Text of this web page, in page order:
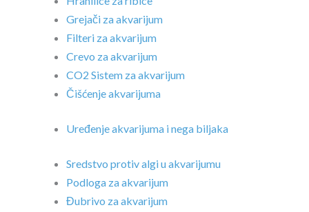
Grejači za akvarijum
Filteri za akvarijum
Crevo za akvarijum
CO2 Sistem za akvarijum
Čišćenje akvarijuma
Uređenje akvarijuma i nega biljaka
Sredstvo protiv algi u akvarijumu
Podloga za akvarijum
Đubrivo za akvarijum